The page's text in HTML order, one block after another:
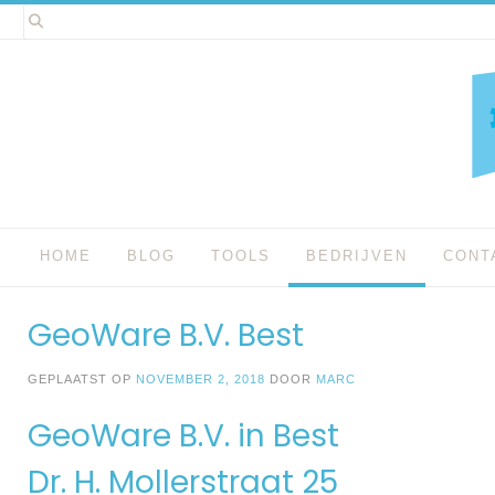
Spring
naar
HOME BLOG TOOLS BEDRIJVEN
GeoWare B.V. Best
GEPLAATST OP NOVEMBER 2, 2018 DOOR MARC
GeoWare B.V. in Best
Dr. H. Mollerstraat 25